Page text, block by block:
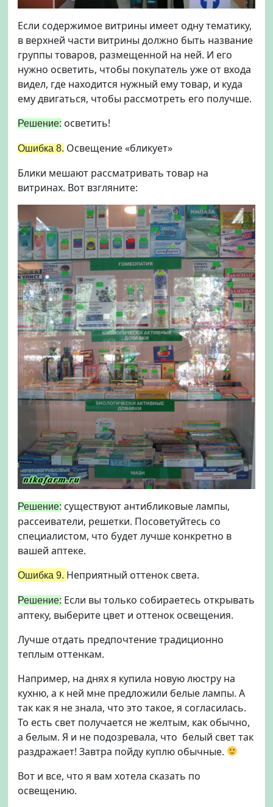
Если содержимое витрины имеет одну тематику,
в верхней части витрины должно быть название
группы товаров, размещенной на ней. И его
нужно осветить, чтобы покупатель уже от входа
видел, где находится нужный ему товар, и куда
ему двигаться, чтобы рассмотреть его получше.
Решение: осветить!
Ошибка 8. Освещение «бликует»
Блики мешают рассматривать товар на
витринах. Вот взгляните:
Решение: существуют антибликовые лампы,
рассеиватели, решетки. Посоветуйтесь со
специалистом, что будет лучше конкретно в
вашей аптеке.
Ошибка 9. Неприятный оттенок света.
Решение: Если вы только собираетесь открывать
аптеку, выберите цвет и оттенок освещения.
Лучше отдать предпочтение традиционно
теплым оттенкам.
Например, на днях я купила новую люстру на
кухню, а к ней мне предложили белые лампы. А
так как я не знала, что это такое, я согласилась.
То есть свет получается не желтым, как обычно,
а белым. Я и не подозревала, что белый свет так
раздражает! Завтра пойду куплю обычные.
Вот и все, что я вам хотела сказать по
освещению.